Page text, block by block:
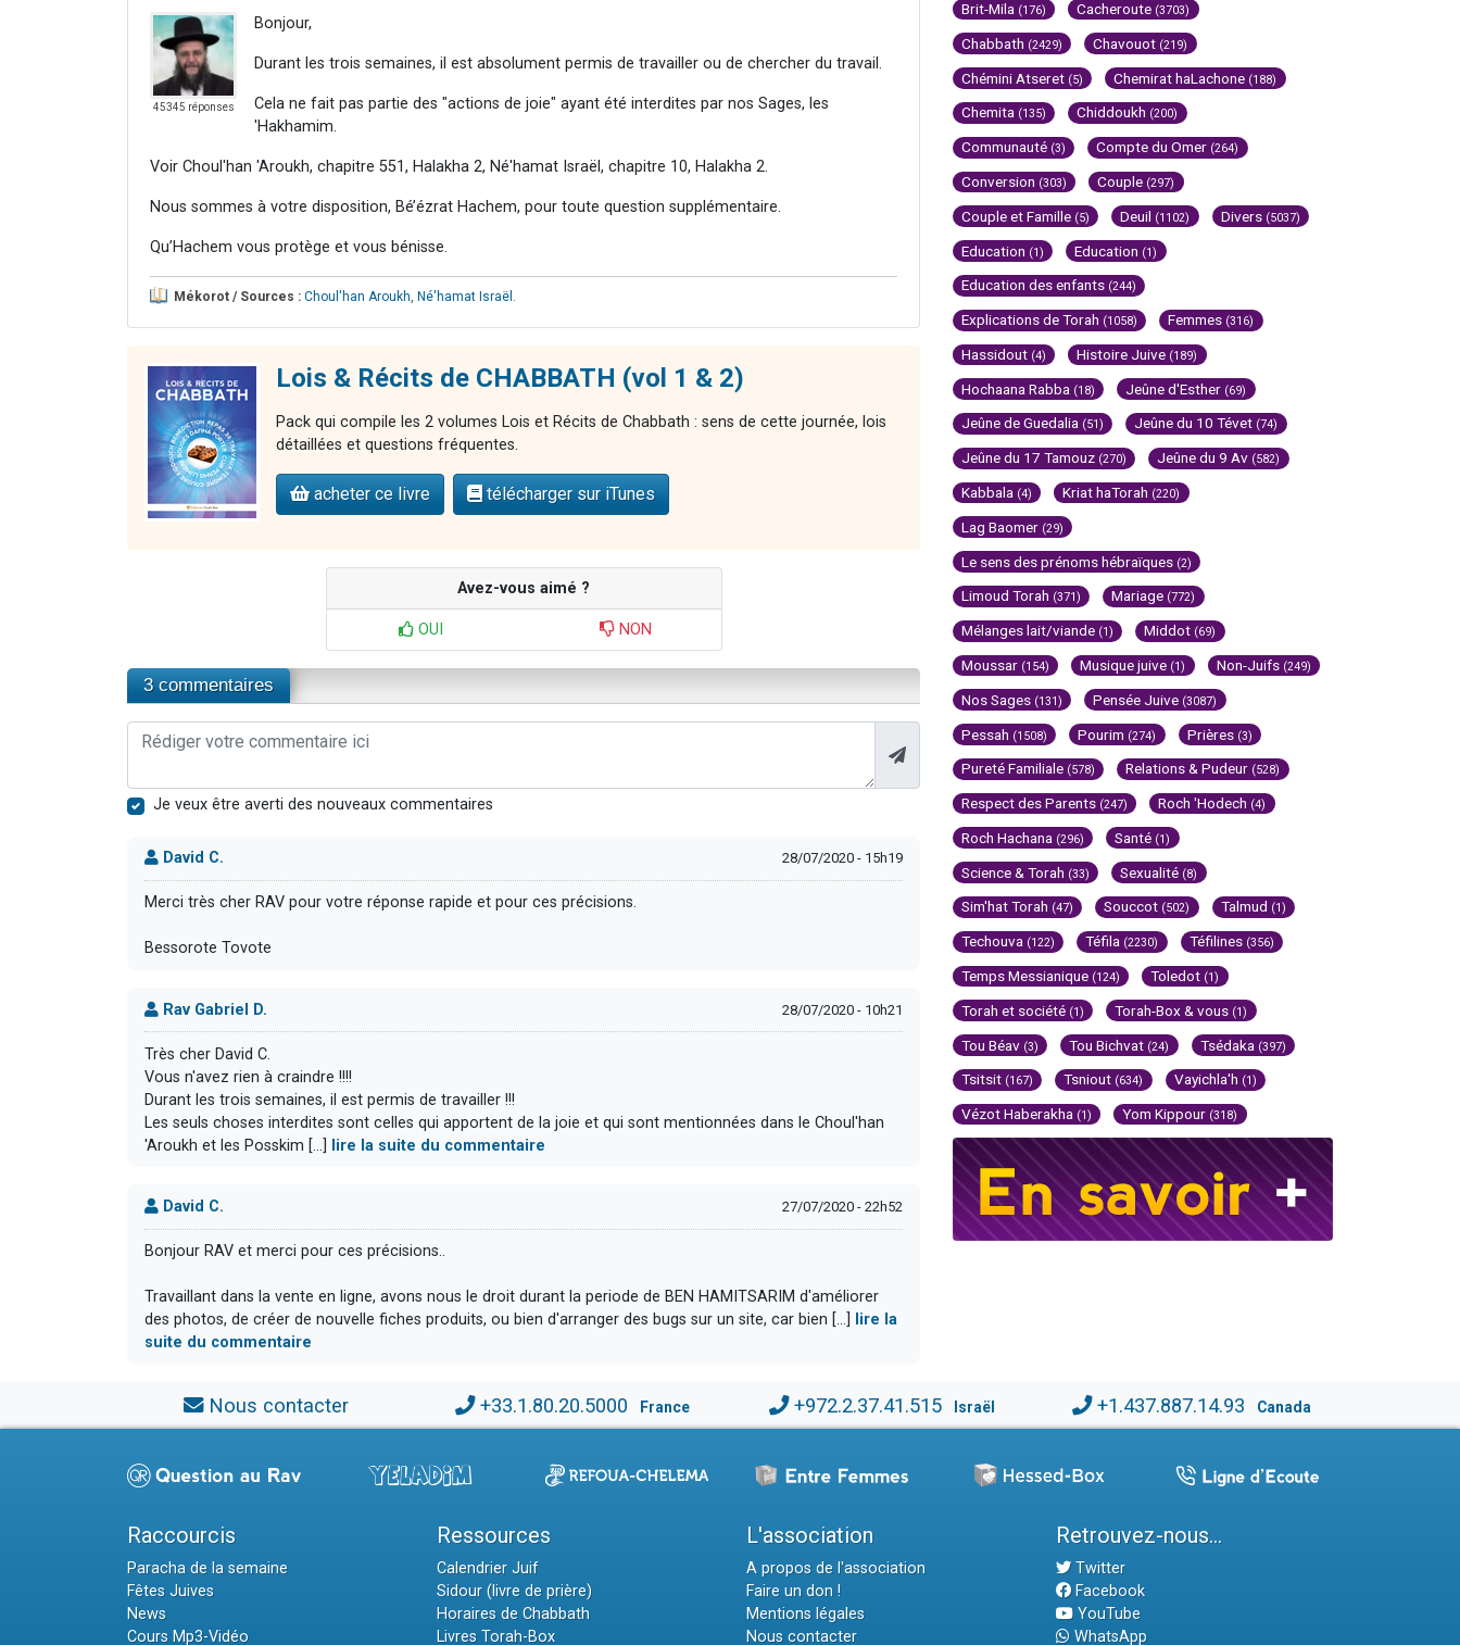
45345 réponses
Bonjour,
Durant les trois semaines, il est absolument permis de travailler ou de chercher du travail.
Cela ne fait pas partie des "actions de joie" ayant été interdites par nos Sages, les
'Hakhamim.
Voir Choul'han 'Aroukh, chapitre 551, Halakha 2, Né'hamat Israël, chapitre 10, Halakha 2.
Nous sommes à votre disposition, Bé’ézrat Hachem, pour toute question supplémentaire.
Qu’Hachem vous protège et vous bénisse.
Mékorot / Sources : Choul'han Aroukh Né'hamat Israël
Lois & Récits de CHABBATH (vol 1 & 2)
Pack qui compile les 2 volumes Lois et Récits de Chabbath : sens de cette journée, lois
détaillées et questions fréquentes.
acheter ce livre télécharger sur iTunes
Avez-vous aimé ?
OUI NON
3 commentaires
Je veux être averti des nouveaux commentaires
David C. 28/07/2020 - 15h19
Merci très cher RAV pour votre réponse rapide et pour ces précisions.
Bessorote Tovote
Rav Gabriel D. 28/07/2020 - 10h21
Très cher David C.
Vous n'avez rien à craindre !!!!
Durant les trois semaines, il est permis de travailler !!!
Les seuls choses interdites sont celles qui apportent de la joie et qui sont mentionnées dans le Choul'han
'Aroukh et les Posskim [...]
lire la suite du commentaire
David C. 27/07/2020 - 22h52
Bonjour RAV et merci pour ces précisions..
Travaillant dans la vente en ligne, avons nous le droit durant la periode de BEN HAMITSARIM d'améliorer
des photos, de créer de nouvelle fiches produits, ou bien d'arranger des bugs sur un site, car bien [...]
lire la
suite du commentaire
Brit-Mila (176) Cacheroute (3703)
Chabbath (2429) Chavouot (219)
Chémini Atseret (5) Chemirat haLachone (188)
Chemita (135) Chiddoukh (200)
Communauté (3) Compte du Omer (264)
Conversion (303) Couple (297)
Couple et Famille (5) Deuil (1102) Divers (5037)
Education (1) Education (1)
Education des enfants (244)
Explications de Torah (1058) Femmes (316)
Hassidout (4) Histoire Juive (189)
Hochaana Rabba (18) Jeûne d'Esther (69)
Jeûne de Guedalia (51) Jeûne du 10 Tévet (74)
Jeûne du 17 Tamouz (270) Jeûne du 9 Av (582)
Kabbala (4) Kriat haTorah (220)
Lag Baomer (29)
Le sens des prénoms hébraïques (2)
Limoud Torah (371) Mariage (772)
Mélanges lait/viande (1) Middot (69)
Moussar (154) Musique juive (1) Non-Juifs (249)
Nos Sages (131) Pensée Juive (3087)
Pessah (1508) Pourim (274) Prières (3)
Pureté Familiale (578) Relations & Pudeur (528)
Respect des Parents (247) Roch 'Hodech (4)
Roch Hachana (296) Santé (1)
Science & Torah (33) Sexualité (8)
Sim'hat Torah (47) Souccot (502) Talmud (1)
Techouva (122) Téfila (2230) Téfilines (356)
Temps Messianique (124) Toledot (1)
Torah et société (1) Torah-Box & vous (1)
Tou Béav (3) Tou Bichvat (24) Tsédaka (397)
Tsitsit (167) Tsniout (634) Vayichla'h (1)
Vézot Haberakha (1) Yom Kippour (318)
Nous contacter +33.1.80.20.5000 France +972.2.37.41.515 Israël +1.437.887.14.93 Canada
Raccourcis
Paracha de la semaine
Fêtes Juives
News
Cours Mp3-Vidéo
Ressources
Calendrier Juif
Sidour (livre de prière)
Horaires de Chabbath
Livres Torah-Box
L'association
A propos de l'association
Faire un don !
Mentions légales
Nous contacter
Retrouvez-nous...
Twitter
Facebook
YouTube
WhatsApp